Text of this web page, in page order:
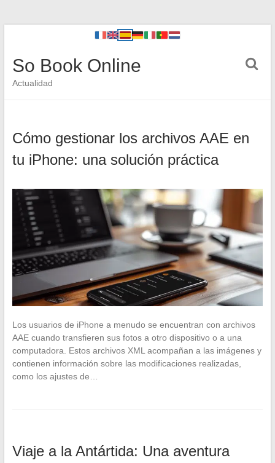
So Book Online
Actualidad
Cómo gestionar los archivos AAE en
tu iPhone: una solución práctica
Los usuarios de iPhone a menudo se encuentran con archivos
AAE cuando transfieren sus fotos a otro dispositivo o a una
computadora. Estos archivos XML acompañan a las imágenes y
contienen información sobre las modificaciones realizadas,
como los ajustes de…
Viaje a la Antártida: Una aventura